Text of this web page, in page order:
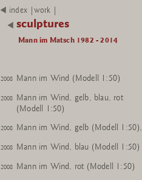
index |work |
sculptures
Mann im Matsch 1982 - 2014
2008 Mann im Wind (Modell 1:50)
2008 Mann im Wind, gelb, blau, rot
(Modell 1:50)
2008 Mann im Wind, gelb (Modell 1:50),
2008 Mann im Wind, blau (Modell 1:50)
2008 Mann im Wind, rot (Modell 1:50)